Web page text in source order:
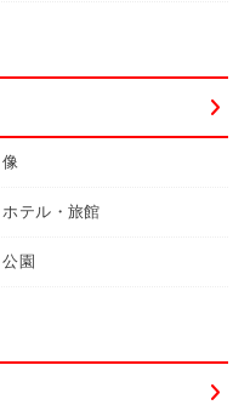
像
ホテル・旅館
公園